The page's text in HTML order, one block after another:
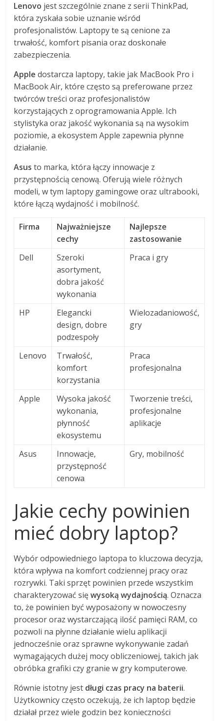
Lenovo jest szczególnie znane z serii ThinkPad,
która zyskała sobie uznanie wśród
profesjonalistów. Laptopy te są cenione za
trwałość, komfort pisania oraz doskonałe
zabezpieczenia.
Apple dostarcza laptopy, takie jak MacBook Pro i
MacBook Air, które często są preferowane przez
twórców treści oraz profesjonalistów
korzystających z oprogramowania Apple. Ich
stylistyka oraz jakość wykonania są na wysokim
poziomie, a ekosystem Apple zapewnia płynne
działanie.
Asus to marka, która łączy innowacje z
przystępnością cenową. Oferują wiele różnych
modeli, w tym laptopy gamingowe oraz ultrabooki,
które łączą wydajność i mobilność.
Firma
Najważniejsze
cechy
Najlepsze
zastosowanie
Dell
Szeroki
asortyment,
dobra jakość
wykonania
Praca i gry
HP
Elegancki
design, dobre
podzespoły
Wielozadaniowość,
gry
Lenovo
Trwałość,
komfort
korzystania
Praca
profesjonalna
Apple
Wysoka jakość
wykonania,
płynność
ekosystemu
Tworzenie treści,
profesjonalne
aplikacje
Asus
Innowacje,
przystępność
cenowa
Gry, mobilność
Jakie cechy powinien
mieć dobry laptop?
Wybór odpowiedniego laptopa to kluczowa decyzja,
która wpływa na komfort codziennej pracy oraz
rozrywki. Taki sprzęt powinien przede wszystkim
charakteryzować sięwysoką wydajnością. Oznacza
to, że powinien być wyposażony w nowoczesny
procesor oraz wystarczającą ilość pamięci RAM, co
pozwoli na płynne działanie wielu aplikacji
jednocześnie oraz sprawne wykonywanie zadań
wymagających dużej mocy obliczeniowej, takich jak
obróbka grafiki czy granie w gry komputerowe.
Równie istotny jest długi czas pracy na baterii.
Użytkownicy często oczekują, że ich laptop będzie
działał przez wiele godzin bez konieczności